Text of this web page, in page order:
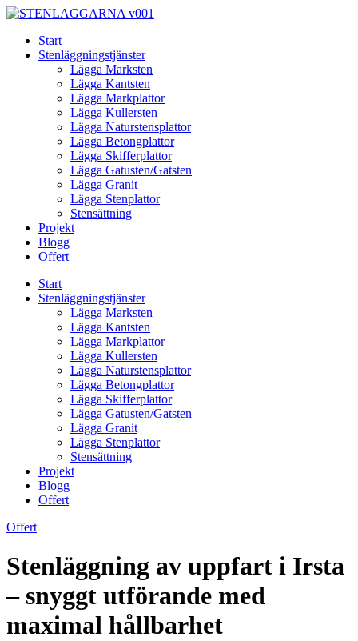
Skip
contentStart
Stenläggningstjänster
Lägga Marksten
Lägga Kantsten
Lägga Markplattor
Lägga Kullersten
Lägga Naturstensplattor
Lägga Betongplattor
Lägga Skifferplattor
Lägga Gatusten/Gatsten
Lägga Granit
Lägga Stenplattor
Stensättning
Projekt
Blogg
Offert
Start
Stenläggningstjänster
Lägga Marksten
Lägga Kantsten
Lägga Markplattor
Lägga Kullersten
Lägga Naturstensplattor
Lägga Betongplattor
Lägga Skifferplattor
Lägga Gatusten/Gatsten
Lägga Granit
Lägga Stenplattor
Stensättning
Projekt
Blogg
Offert
Offert
Stenläggning av uppfart i Irsta
– snyggt utförande med
maximal hållbarhet